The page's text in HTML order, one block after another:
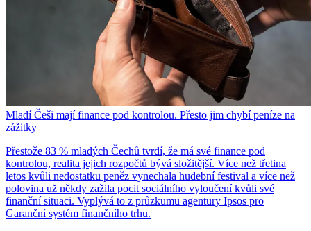
Mladí Češi mají finance pod kontrolou. Přesto jim chybí peníze na
zážitky
Přestože 83 % mladých Čechů tvrdí, že má své finance pod
kontrolou, realita jejich rozpočtů bývá složitější. Více než třetina
letos kvůli nedostatku peněz vynechala hudební festival a více než
polovina už někdy zažila pocit sociálního vyloučení kvůli své
finanční situaci. Vyplývá to z průzkumu agentury Ipsos pro
Garanční systém finančního trhu.